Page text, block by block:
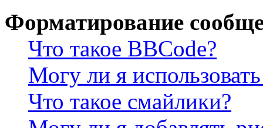
Форматирование
Что такое BBCode?
Могу ли я
Что такое смайлики?